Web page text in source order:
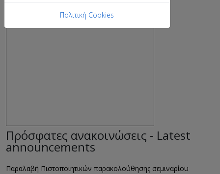
Πρόσφατες ανακοινώσεις - Latest
announcements
Παραλαβή Πιστοποιητικών παρακολούθησης σεμιναρίου
Πολιτική Cookies